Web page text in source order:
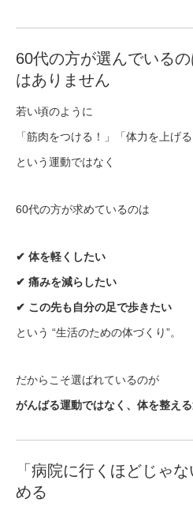
60代の方が選んでいる
はありません
若い頃のように
「筋肉をつける！」「体力を上げる
という運動ではなく
60代の方が求めているのは
✔ 体を軽くしたい
✔ 痛みを減らしたい
✔ この先も自分の足で歩きたい
という “生活のための体づくり”。
だからこそ選ばれているのが
がんばる運動ではなく、体を整え
「病院に行くほどじゃ
める